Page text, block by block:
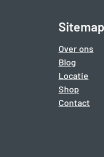
Sitemap
Over ons
Blog
Locatie
Shop
Contact